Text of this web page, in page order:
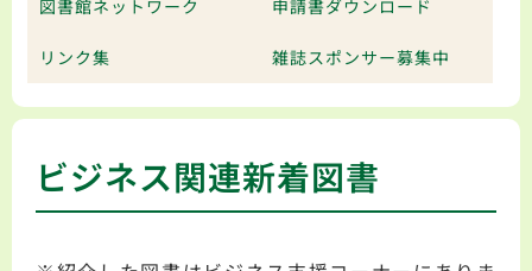
図書館ネットワーク 申請書ダウンロード
リンク集 雑誌スポンサー募集中
ビジネス関連新着図書